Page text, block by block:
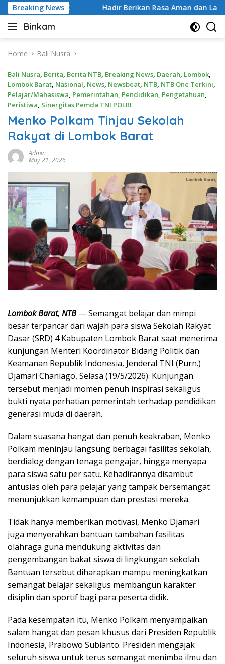
Skip
to
content
Breaking News
3C Hadir Berikan Rasa Aman dan Lancarkan
Binkam
Home Bali Nusra
Bali Nusra, Berita, Berita NTB, Breaking News, Daerah, Lombok,
Lombok Barat, Nasional, News, Newsbeat, NTB, NTB One Terkini,
Pelajar/Mahasiswa, Pemerintahan, Pendidikan, Pengetahuan,
Peristiwa, Sinergitas Pemda TNI POLRI
Menko Polkam Tinjau Sekolah
Rakyat di Lombok Barat
Admin
May 21, 2026
Lombok Barat, NTB — Semangat belajar dan mimpi
besar terpancar dari wajah para siswa Sekolah Rakyat
Dasar (SRD) 4 Kabupaten Lombok Barat saat menerima
kunjungan Menteri Koordinator Bidang Politik dan
Keamanan Republik Indonesia, Jenderal TNI (Purn.)
Djamari Chaniago, Selasa (19/5/2026). Kunjungan
tersebut menjadi momen penuh inspirasi sekaligus
bukti nyata perhatian pemerintah terhadap pendidikan
generasi muda di daerah.
Dalam suasana hangat dan penuh keakraban, Menko
Polkam meninjau langsung berbagai fasilitas sekolah,
berdialog dengan tenaga pengajar, hingga menyapa
para siswa satu per satu. Kehadirannya disambut
antusias oleh para pelajar yang tampak bersemangat
menunjukkan kemampuan dan prestasi mereka.
Tidak hanya memberikan motivasi, Menko Djamari
juga menyerahkan bantuan tambahan fasilitas
olahraga guna mendukung aktivitas dan
pengembangan bakat siswa di lingkungan sekolah.
Bantuan tersebut diharapkan mampu meningkatkan
semangat belajar sekaligus membangun karakter
disiplin dan sportif bagi para peserta didik.
Pada kesempatan itu, Menko Polkam menyampaikan
salam hangat dan pesan khusus dari Presiden Republik
Indonesia, Prabowo Subianto. Presiden mengajak
seluruh siswa untuk terus semangat menimba ilmu dan